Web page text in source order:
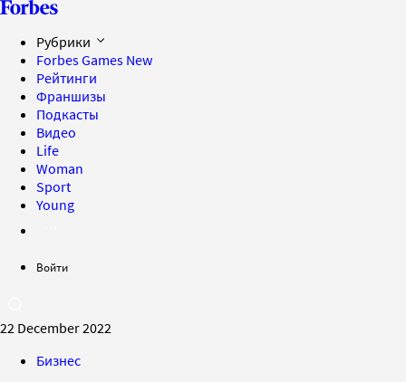
Рубрики
Forbes Games New
Рейтинги
Франшизы
Подкасты
Видео
Life
Woman
Sport
Young
Войти
22 December 2022
Бизнес